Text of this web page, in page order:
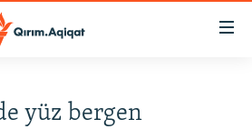
yüz bergen